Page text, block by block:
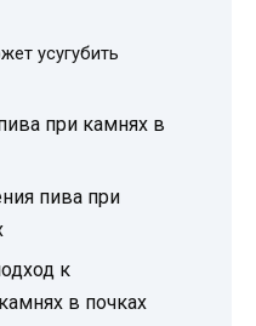
усугубить
при камнях в
пива при
к
в почках